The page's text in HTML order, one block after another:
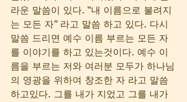
라운 말씀이 있다. “내 이름으로 불려지
는 모든 자” 라고 말씀 하고 있다. 다시
말씀 드리면 예수 이름 부르는 모든 자
를 이야기를 하고 있는것이다. 예수 이
름을 부르는 저와 여러분 모두가 하나님
의 영광을 위하여 창조한 자 라고 말씀
하고있다. 그를 내가 지었고 그를 내가